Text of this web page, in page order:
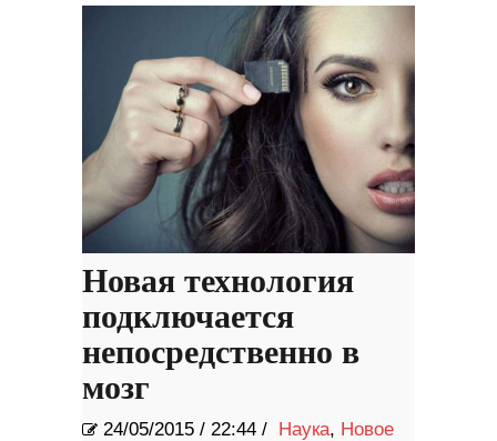
Новая технология
подключается
непосредственно в
мозг
24/05/2015 / 22:44 / Наука, Новое